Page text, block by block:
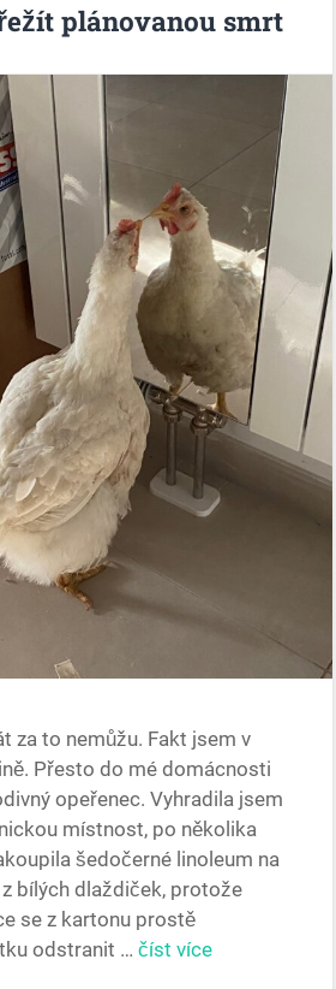
plánovanou smrt
za to nemůžu. Fakt jsem v
Přesto do mé domácnosti
opeřenec. Vyhradila jsem
místnost, po několika
šedočerné linoleum na
bílých dlaždiček, protože
se z kartonu prostě
odstranit …číst více